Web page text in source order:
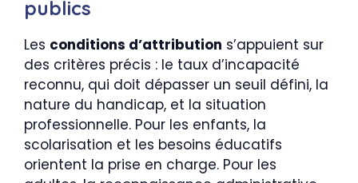
publics
Les conditions d’attribution s’appuient sur
des critères précis : le taux d’incapacité
reconnu, qui doit dépasser un seuil défini, la
nature du handicap, et la situation
professionnelle. Pour les enfants, la
scolarisation et les besoins éducatifs
orientent la prise en charge. Pour les